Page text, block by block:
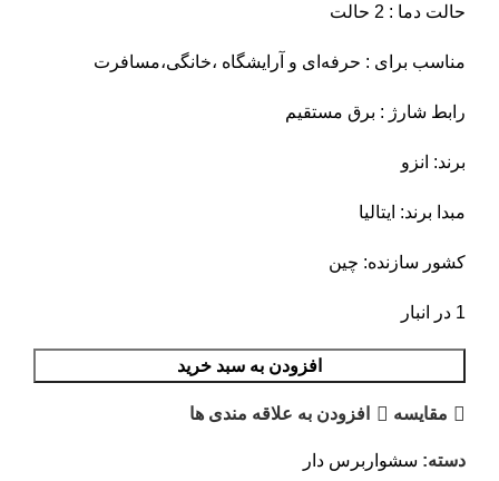
حالت دما : 2 حالت
مناسب برای : حرفه‌ای و آرایشگاه ،خانگی،مسافرت
رابط شارژ : برق مستقیم
برند: انزو
مبدا برند: ایتالیا
کشور سازنده: چین
1 در انبار
افزودن به سبد خرید
مقایسه افزودن به علاقه مندی ها
دسته: سشواربرس دار